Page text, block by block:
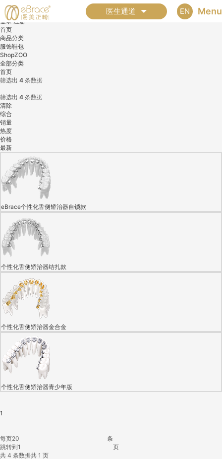
医生通道 EN Menu
全部分类
登录 注册
首页
商品分类
服饰鞋包
ShopZOO
全部分类
首页
筛选出 4 条数据
筛选出 4 条数据
清除
综合
销量
热度
价格
最新
eBrace个性化舌侧矫治器自锁款
个性化舌侧矫治器结扎款
个性化舌侧矫治器金合金
个性化舌侧矫治器青少年版
1
每页
条
跳转到
页
共 4 条数据共 1 页